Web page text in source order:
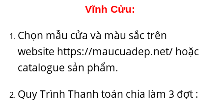
Vĩnh Cửu:
Chọn mẫu cửa và màu sắc trên
website https://maucuadep.net/hoặc
catalogue sản phẩm.
Quy Trình Thanh toán chia làm 3 đợt :